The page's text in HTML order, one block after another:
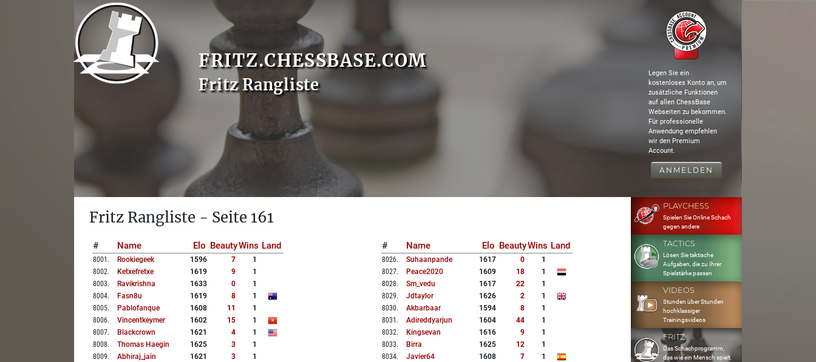
FRITZ.CHESSBASE.COM
Fritz Rangliste
Legen Sie ein
kostenloses Konto an, um
zusätzliche Funktionen
auf allen ChessBase
Webseiten zu bekommen.
Für professionelle
Anwendung empfehlen
wir den Premium
Account.
ANMELDEN
Fritz Rangliste - Seite 161
# Name Elo BeautyWins Land
8001 . Rookiegeek 1596 7
1
8002. Ketxefretxe 1619 9
1
8003. Ravikrishna 1633 0
1
8004. Fasn8u 1619 8
1
8005. Pablofanque 1608 11
1
8006. Vincentkeymer 1602 15
1
8007. Blackcrown 1621 4
1
8008. Thomas Haegin 1625 3
1
8009. Abhiraj_jain 1621 3
1
# Name Elo BeautyWins Land
8026. Suhaanpande 1617 0
1
8027. Peace2020 1609 18
1
8028. Sm_vedu 1617 22
1
8029. Jdtaylor 1626 2
1
8030. Akbarbaar 1594 8
1
8031 . Adireddyarjun 1604 44
1
8032. Kingsevan 1616 9
1
8033. Birra 1625 12
1
8034. Javier64 1608 7
1
PLAYCHESS
Spielen Sie Online Schach
gegen andere
TACTICS
Lösen Sie taktische
Aufgaben, die zu Ihrer
Spielstärke passen
VIDEOS
Stunden über Stunden
hochklassiger
Trainingsvideos
FRITZ
Das Schachprogramm,
das wie ein Mensch spielt.